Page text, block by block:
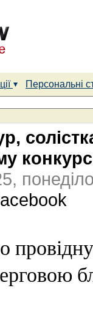
Персональні